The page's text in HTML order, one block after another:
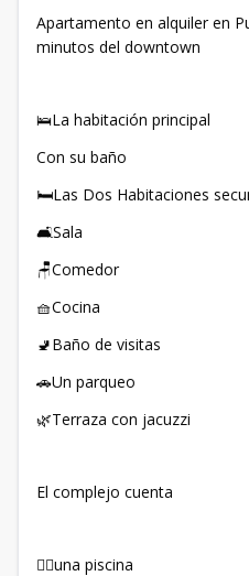
Apartamento en alquiler en
minutos del downtown
🛌La habitación principal
Con su baño
🛏️Las Dos Habitaciones
🛋️Sala
🪑Comedor
🧺Cocina
🚽Baño de visitas
🚗Un parqueo
🌿Terraza con jacuzzi
El complejo cuenta
🏊‍♀️una piscina